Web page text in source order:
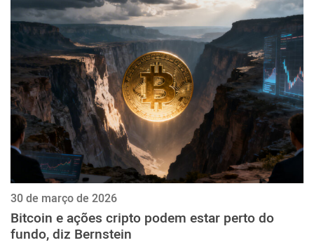
30 de março de 2026
Bitcoin e ações cripto podem estar perto do
fundo, diz Bernstein